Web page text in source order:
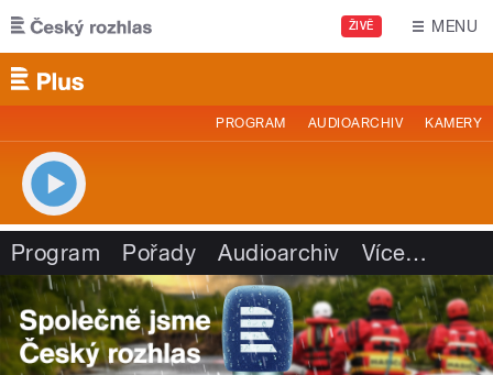
Přejít k hlavnímu obsahu
ŽIVĚ MENU
PROGRAM AUDIOARCHIV KAMERY
Program Pořady Audioarchiv Více…